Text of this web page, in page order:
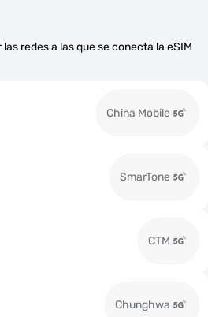
redes a las que se conecta la eSIM
China Mobile
SmarTone
CTM
Chunghwa